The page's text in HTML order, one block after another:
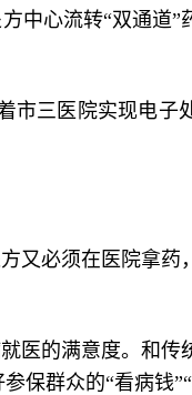
中心流转“双通道”
市三医院实现电子
又必须在医院拿药
医的满意度。和传
保群众的“看病钱